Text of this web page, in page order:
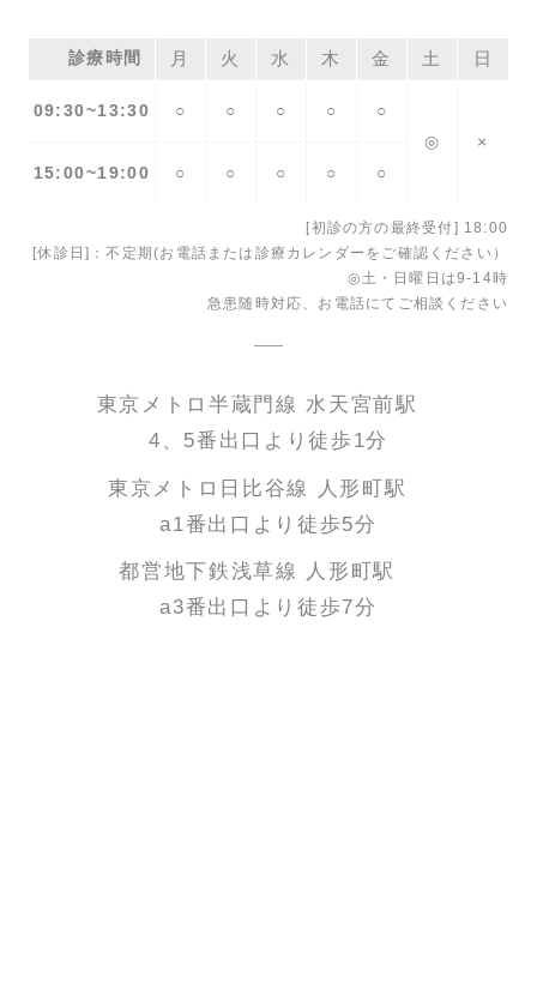
診療時間 月 火 水 木 金 土 日
09:30~13:30 ○ ○ ○ ○
○
◎
×
15:00~19:00
○ ○ ○ ○ ○
[初診の方の最終受付] 18:00
[休診日]：不定期(お電話または診療カレンダーをご確認ください）
◎土・日曜日は9-14時
急患随時対応、お電話にてご相談ください
東京メトロ半蔵門線 水天宮前駅
4、5番出口より徒歩1分
東京メトロ日比谷線 人形町駅
a1番出口より徒歩5分
都営地下鉄浅草線 人形町駅
a3番出口より徒歩7分